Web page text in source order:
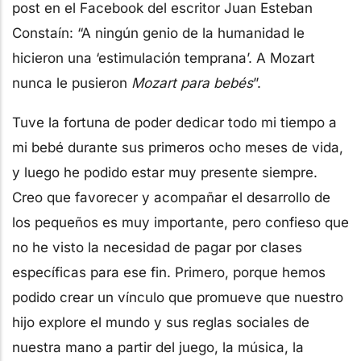
post en el Facebook del escritor Juan Esteban
Constaín: “A ningún genio de la humanidad le
hicieron una ‘estimulación temprana’. A Mozart
nunca le pusieron Mozart para bebés”.
Tuve la fortuna de poder dedicar todo mi tiempo a
mi bebé durante sus primeros ocho meses de vida,
y luego he podido estar muy presente siempre.
Creo que favorecer y acompañar el desarrollo de
los pequeños es muy importante, pero confieso que
no he visto la necesidad de pagar por clases
específicas para ese fin. Primero, porque hemos
podido crear un vínculo que promueve que nuestro
hijo explore el mundo y sus reglas sociales de
nuestra mano a partir del juego, la música, la